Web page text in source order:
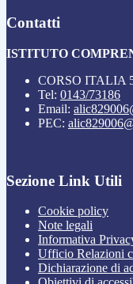
Contatti
ISTITUTO
CORSO ITALIA
Tel: 0143/73186
Email:
PEC:
Sezione Link Utili
Cookie policy
Note legali
Informativa
Ufficio Relazioni
Dichiarazione di